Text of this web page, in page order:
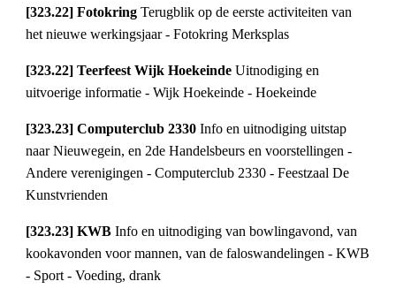
[323.22] Fotokring Terugblik op de eerste activiteiten van
het nieuwe werkingsjaar - Fotokring Merksplas
[323.22] Teerfeest Wijk Hoekeinde Uitnodiging en
uitvoerige informatie - Wijk Hoekeinde - Hoekeinde
[323.23] Computerclub 2330 Info en uitnodiging uitstap
naar Nieuwegein, en 2de Handelsbeurs en voorstellingen -
Andere verenigingen - Computerclub 2330 - Feestzaal De
Kunstvrienden
[323.23] KWB Info en uitnodiging van bowlingavond, van
kookavonden voor mannen, van de faloswandelingen - KWB
- Sport - Voeding, drank